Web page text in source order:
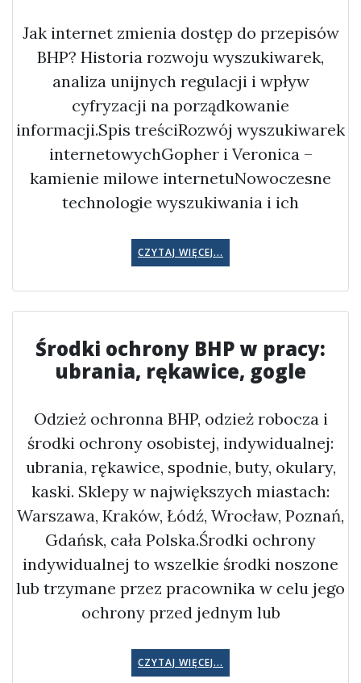
Jak internet zmienia dostęp do przepisów
BHP? Historia rozwoju wyszukiwarek,
analiza unijnych regulacji i wpływ
cyfryzacji na porządkowanie
informacji.Spis treściRozwój wyszukiwarek
internetowychGopher i Veronica –
kamienie milowe internetuNowoczesne
technologie wyszukiwania i ich
CZYTAJ WIĘCEJ...
Środki ochrony BHP w pracy:
ubrania, rękawice, gogle
Odzież ochronna BHP, odzież robocza i
środki ochrony osobistej, indywidualnej:
ubrania, rękawice, spodnie, buty, okulary,
kaski. Sklepy w największych miastach:
Warszawa, Kraków, Łódź, Wrocław, Poznań,
Gdańsk, cała Polska.Środki ochrony
indywidualnej to wszelkie środki noszone
lub trzymane przez pracownika w celu jego
ochrony przed jednym lub
CZYTAJ WIĘCEJ...